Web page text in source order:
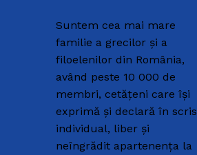
Suntem cea mai mare
familie a grecilor și a
filoelenilor din România,
având peste 10 000 de
membri, cetățeni care își
exprimă și declară în scris
individual, liber și
neîngrădit apartenența la